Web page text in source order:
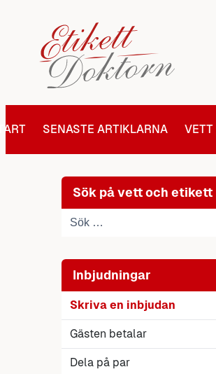
innehåll
SENASTE ARTIKLARNA VETT
Sök på vett och etikett
Inbjudningar
Skriva en inbjudan
Gästen betalar
Dela på par